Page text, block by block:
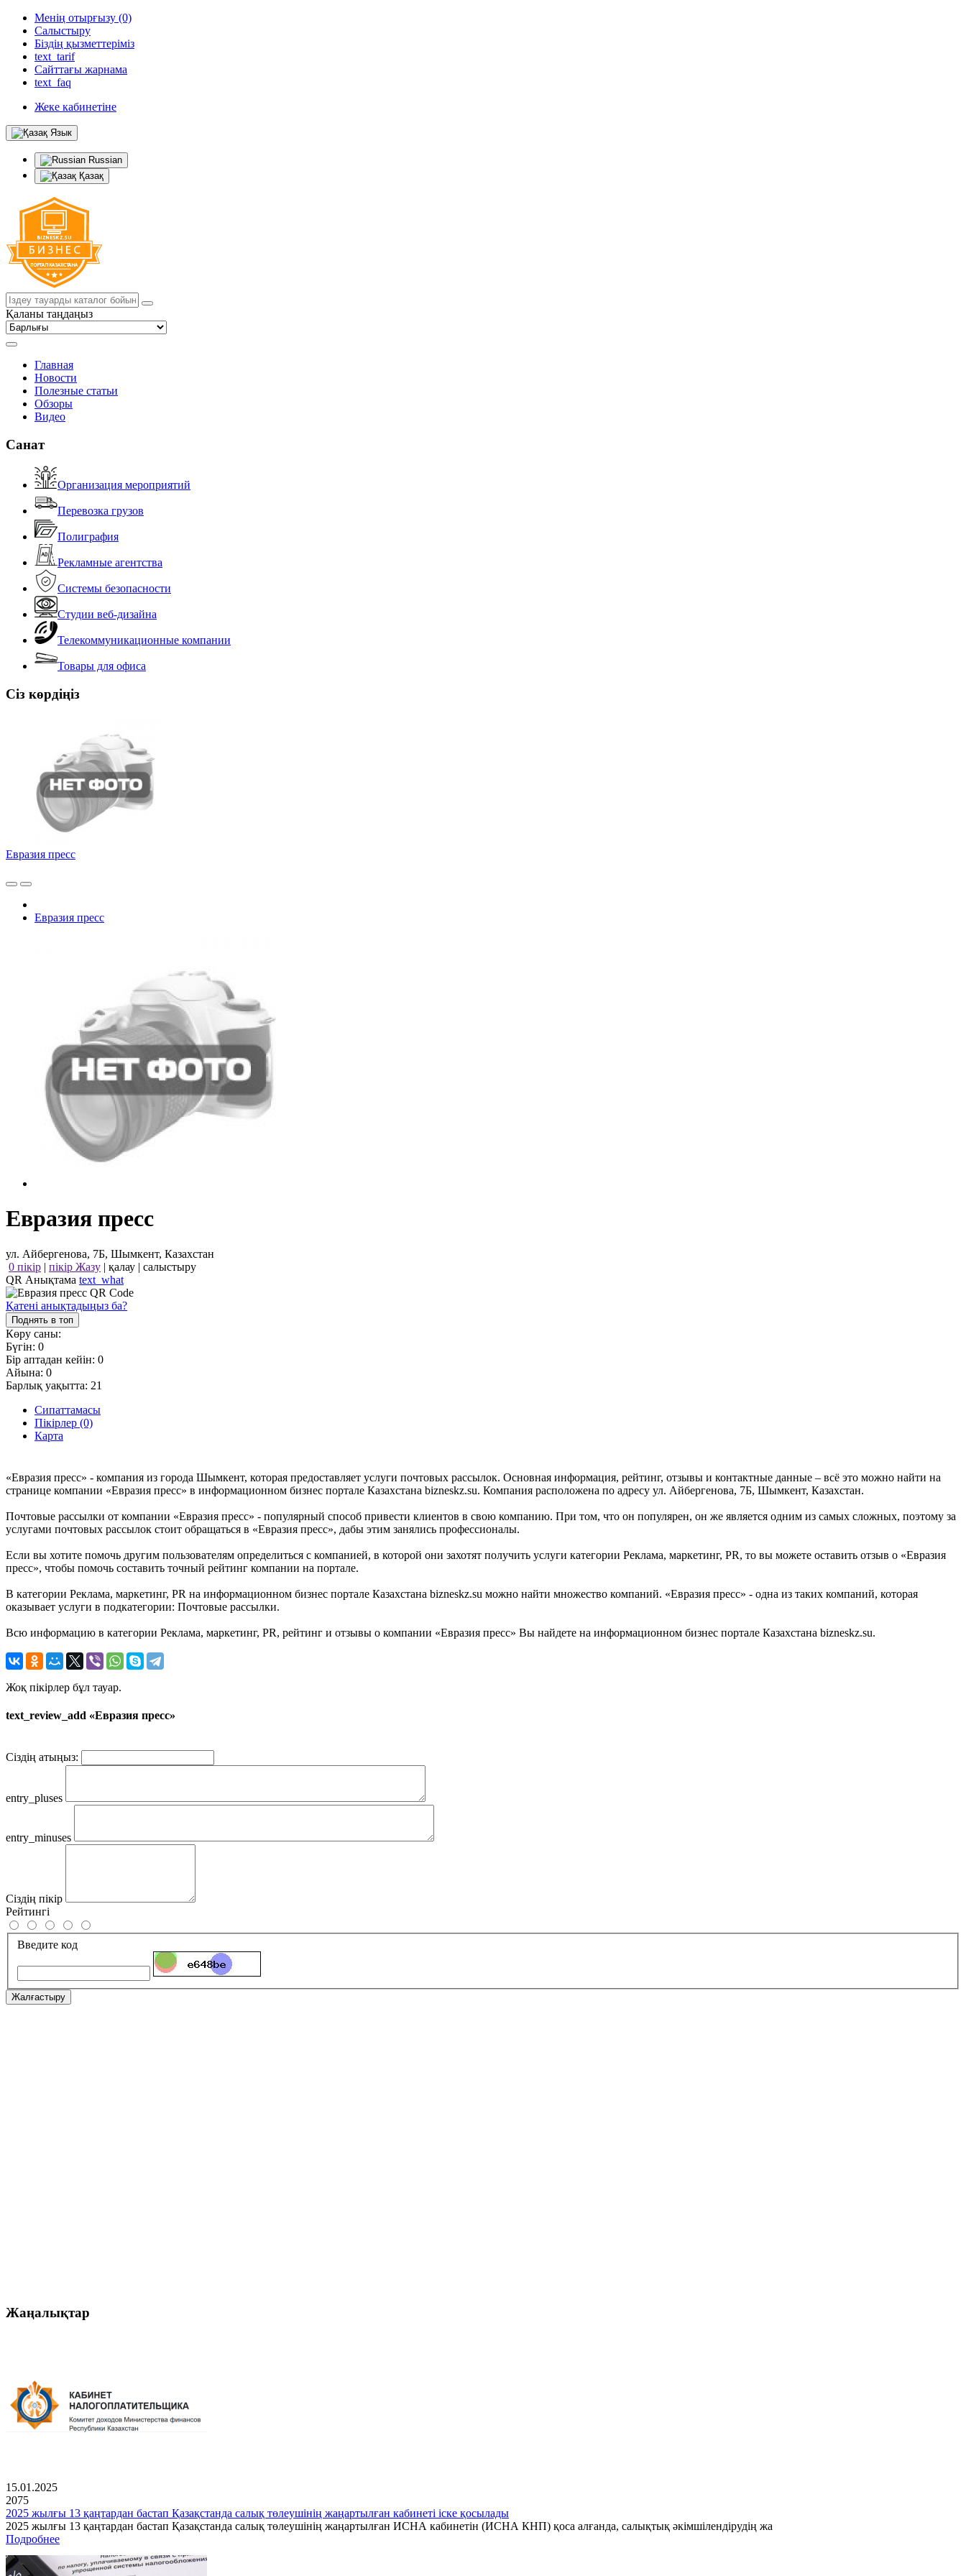
Менің отырғызу (0)
Салыстыру
Біздің қызметтеріміз
text_tarif
Сайттағы жарнама
text_faq
Жеке кабинетіне
Язык
Russian
Қазақ
Қаланы таңдаңыз
Главная
Новости
Полезные статьи
Обзоры
Видео
Санат
Организация мероприятий
Перевозка грузов
Полиграфия
Рекламные агентства
Системы безопасности
Студии веб-дизайна
Телекоммуникационные компании
Товары для офиса
Сіз көрдіңіз
Евразия пресс
Евразия пресс
Евразия пресс
ул. Айбергенова, 7Б, Шымкент, Казахстан
0 пікір | пікір Жазу | қалау | салыстыру
QR Анықтама text_what
Қатені анықтадыңыз ба?
Поднять в топ
Көру саны:
Бүгін: 0
Бір аптадан кейін: 0
Айына: 0
Барлық уақытта: 21
Сипаттамасы
Пікірлер (0)
Карта
«Евразия пресс» - компания из города Шымкент, которая предоставляет услуги почтовых рассылок. Основная информация, рейтинг, отзывы и контактные данные – всё это можно найти на
странице компании «Евразия пресс» в информационном бизнес портале Казахстана bizneskz.su. Компания расположена по адресу ул. Айбергенова, 7Б, Шымкент, Казахстан.
Почтовые рассылки от компании «Евразия пресс» - популярный способ привести клиентов в свою компанию. При том, что он популярен, он же является одним из самых сложных, поэтому за
услугами почтовых рассылок стоит обращаться в «Евразия пресс», дабы этим занялись профессионалы.
Если вы хотите помочь другим пользователям определиться с компанией, в которой они захотят получить услуги категории Реклама, маркетинг, PR, то вы можете оставить отзыв о «Евразия
пресс», чтобы помочь составить точный рейтинг компании на портале.
В категории Реклама, маркетинг, PR на информационном бизнес портале Казахстана bizneskz.su можно найти множество компаний. «Евразия пресс» - одна из таких компаний, которая
оказывает услуги в подкатегории: Почтовые рассылки.
Всю информацию в категории Реклама, маркетинг, PR, рейтинг и отзывы о компании «Евразия пресс» Вы найдете на информационном бизнес портале Казахстана bizneskz.su.
Жоқ пікірлер бұл тауар.
text_review_add «Евразия пресс»
Сіздің атыңыз:
entry_pluses
entry_minuses
Сіздің пікір
Рейтингі
Введите код
Жалғастыру
Жаңалықтар
15.01.2025
2075
2025 жылғы 13 қаңтардан бастап Қазақстанда салық төлеушінің жаңартылған кабинеті іске қосылады
2025 жылғы 13 қаңтардан бастап Қазақстанда салық төлеушінің жаңартылған ИСНА кабинетін (ИСНА КНП) қоса алғанда, салықтық әкімшілендірудің жа
Подробнее